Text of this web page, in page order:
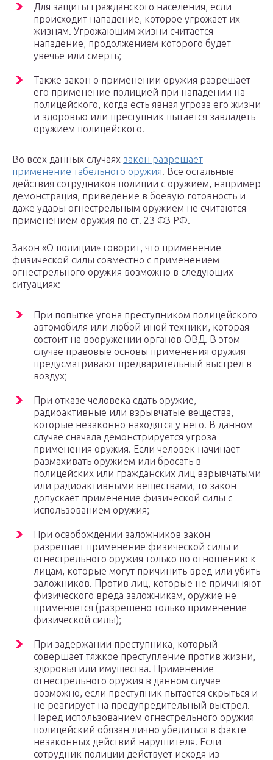
Для защиты гражданского населения, если
происходит нападение, которое угрожает их
жизням. Угрожающим жизни считается
нападение, продолжением которого будет
увечье или смерть;
Также закон о применении оружия разрешает
его применение полицией при нападении на
полицейского, когда есть явная угроза его жизни
и здоровью или преступник пытается завладеть
оружием полицейского.
Во всех данных случаях закон разрешает
применение табельного оружия. Все остальные
действия сотрудников полиции с оружием, например
демонстрация, приведение в боевую готовность и
даже удары огнестрельным оружием не считаются
применением оружия по ст. 23 ФЗ РФ.
Закон «О полиции» говорит, что применение
физической силы совместно с применением
огнестрельного оружия возможно в следующих
ситуациях:
При попытке угона преступником полицейского
автомобиля или любой иной техники, которая
состоит на вооружении органов ОВД. В этом
случае правовые основы применения оружия
предусматривают предварительный выстрел в
воздух;
При отказе человека сдать оружие,
радиоактивные или взрывчатые вещества,
которые незаконно находятся у него. В данном
случае сначала демонстрируется угроза
применения оружия. Если человек начинает
размахивать оружием или бросать в
полицейских или гражданских лиц взрывчатыми
или радиоактивными веществами, то закон
допускает применение физической силы с
использованием оружия;
При освобождении заложников закон
разрешает применение физической силы и
огнестрельного оружия только по отношению к
лицам, которые могут причинить вред или убить
заложников. Против лиц, которые не причиняют
физического вреда заложникам, оружие не
применяется (разрешено только применение
физической силы);
При задержании преступника, который
совершает тяжкое преступление против жизни,
здоровья или имущества. Применение
огнестрельного оружия в данном случае
возможно, если преступник пытается скрыться и
не реагирует на предупредительный выстрел.
Перед использованием огнестрельного оружия
полицейский обязан лично убедиться в факте
незаконных действий нарушителя. Если
сотрудник полиции действует исходя из